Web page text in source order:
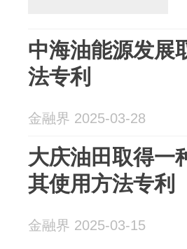
中海油能源发展
法专利
金融界 2025-03-28
大庆油田取得一
其使用方法专利
金融界 2025-03-15